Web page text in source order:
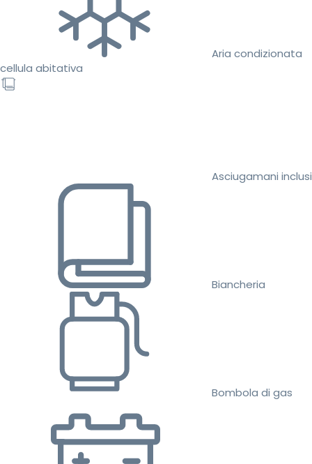
Aria condizionata
cellula abitativa
Asciugamani inclusi
Biancheria
Bombola di gas